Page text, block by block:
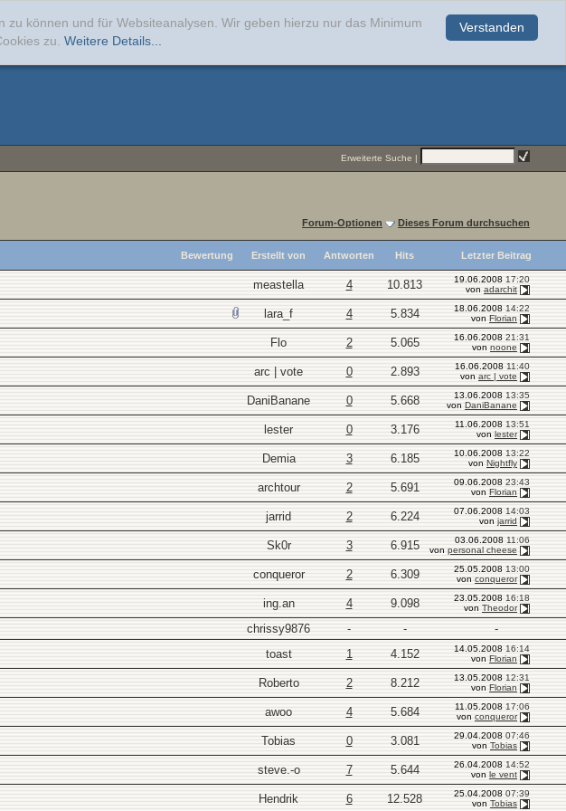
Verstanden
können und für Websiteanalysen. Wir geben hierzu nur das Minimum
zu. Weitere Details...
Erweiterte Suche |
Forum-Optionen Dieses Forum durchsuchen
Bewertung Erstellt von Antworten Hits Letzter Beitrag
meastella 4 10.813 19.06.2008 17:20
von adarchit
lara_f 4 5.834 18.06.2008 14:22
von Florian
Flo 2 5.065 16.06.2008 21:31
von noone
arc | vote 0 2.893 16.06.2008 11:40
von arc | vote
DaniBanane 0 5.668 13.06.2008 13:35
von DaniBanane
lester 0 3.176 11.06.2008 13:51
von lester
Demia 3 6.185 10.06.2008 13:22
von Nightfly
archtour 2 5.691 09.06.2008 23:43
von Florian
jarrid 2 6.224 07.06.2008 14:03
von jarrid
Sk0r 3 6.915 03.06.2008 11:06
von personal cheese
conqueror 2 6.309 25.05.2008 13:00
von conqueror
ing.an 4 9.098 23.05.2008 16:18
von Theodor
chrissy9876 - -
-
toast 1 4.152 14.05.2008 16:14
von Florian
Roberto 2 8.212 13.05.2008 12:31
von Florian
awoo 4 5.684 11.05.2008 17:06
von conqueror
Tobias 0 3.081 29.04.2008 07:46
von Tobias
steve.-o 7 5.644 26.04.2008 14:52
von le vent
Hendrik 6 12.528 25.04.2008 07:39
von Tobias